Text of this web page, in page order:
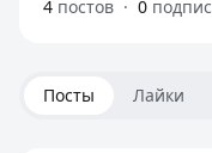
4 постов · 0
Посты Лайки